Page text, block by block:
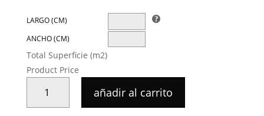
original
104,50€.
actual
es:
99,28€.
LARGO (CM)
ANCHO (CM)
Total Superficie (m2)
Product Price
TEPLON
CON
añadir al carrito